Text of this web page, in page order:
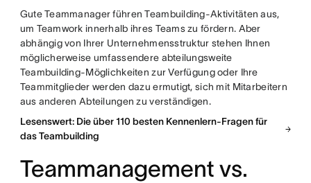
Gute Teammanager führen Teambuilding-Aktivitäten aus,
um Teamwork innerhalb ihres Teams zu fördern. Aber
abhängig von Ihrer Unternehmensstruktur stehen Ihnen
möglicherweise umfassendere abteilungsweite
Teambuilding-Möglichkeiten zur Verfügung oder Ihre
Teammitglieder werden dazu ermutigt, sich mit Mitarbeitern
aus anderen Abteilungen zu verständigen.
Lesenswert: Die über 110 besten Kennenlern-Fragen für
das Teambuilding
Teammanagement vs.